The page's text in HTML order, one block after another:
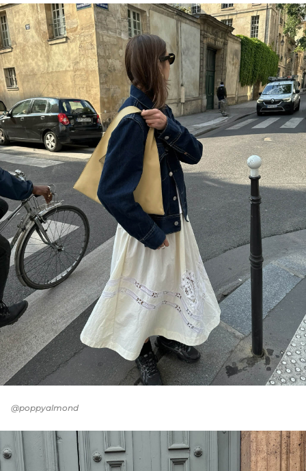
@poppyalmond